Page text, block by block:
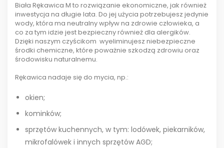
Biała Rękawica M to rozwiązanie ekonomiczne, jak również
inwestycja na długie lata. Do jej użycia potrzebujesz jedynie
wody, która ma neutralny wpływ na zdrowie człowieka, a
co za tym idzie jest bezpieczny również dla alergików.
Dzięki naszym czyścikom wyeliminujesz niebezpieczne
środki chemiczne, które poważnie szkodzą zdrowiu oraz
środowisku naturalnemu.
Rękawica nadaje się do mycia, np.:
okien;
kominków;
sprzętów kuchennych, w tym: lodówek, piekarników,
mikrofalówek i innych sprzętów AGD;